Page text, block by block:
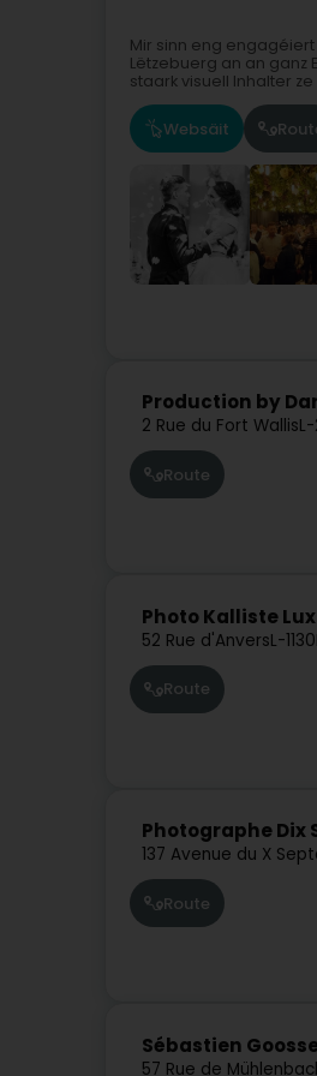
Mir sinn eng
Lëtzebuerg an an ganz
staark visuell Inhalter
Websäit
Production by
2 Rue du Fort Wallis
Route
Photo Kalliste
52 Rue d'AnversL-1130
Route
Photographe Dix
137 Avenue du X
Route
Sébastien
57 Rue de